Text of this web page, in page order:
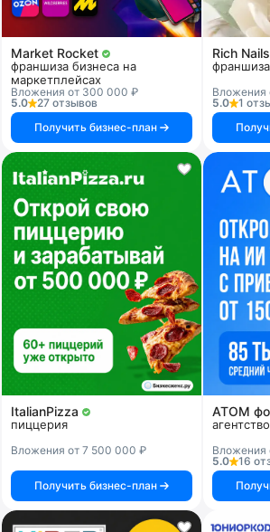
Market Rocket
франшиза бизнеса на
маркетплейсах
Вложения от 300 000 ₽
5.0
27 отзывов
Получить бизнес-план
Rich Nails
Вложения
5.0
1
ItalianPizza
пиццерия
Вложения от 7 500 000 ₽
Получить бизнес-план
АТОМ
Вложения
5.0
16